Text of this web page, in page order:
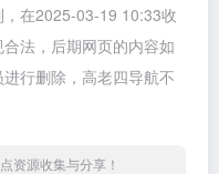
在2025-03-19 10:33收
法，后期网页的内容如
行删除，高老四导航不
资源收集与分享！